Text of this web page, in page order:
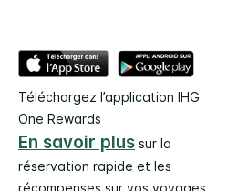
Téléchargez l’application IHG
One Rewards
En savoir plus sur la
réservation rapide et les
récompenses sur vos voyages